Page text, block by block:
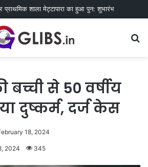
प्राथमिक शाला मेट्टापारा का हुआ पुन: शुभारंभ
से 50 वर्षीय
दुष्कर्म, दर्ज केस
18, 2024
2024 345